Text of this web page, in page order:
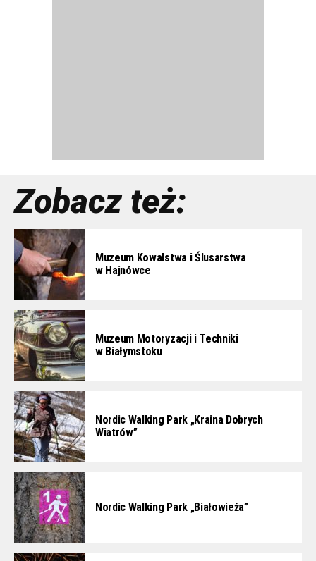
Zobacz też:
Muzeum Kowalstwa i Ślusarstwa
w Hajnówce
Muzeum Motoryzacji i Techniki
w Białymstoku
Nordic Walking Park „Kraina Dobrych
Wiatrów”
Nordic Walking Park „Białowieża”